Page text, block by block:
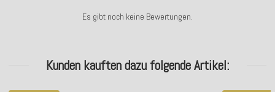
Es gibt noch keine Bewertungen.
Kunden kauften dazu folgende Artikel: